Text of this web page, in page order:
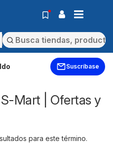
Suscríbase
Mart | Ofertas y
para este término.